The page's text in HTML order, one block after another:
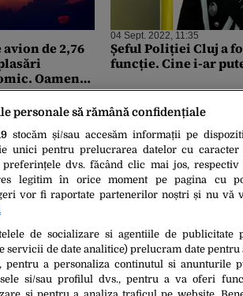
de 2,76
Oamenii
orașe ale
la New York
04 Sept. 2022, 11:35
Șeful Poliției Cluj a
funcție. Cine i-ar
internațional
s-a
după ce i-a
personale să rămână confidențiale
stocăm și/sau accesăm informații pe
unici pentru prelucrarea datelor cu caracter
preferințele dvs. făcând clic mai jos,
legitim în orice moment pe pagina cu
vor fi raportate partenerilor noștri și nu vă
de socializare si agentiile de publicitate
de date analitice) prelucram date pentru
pentru a personaliza continutul si anunturile
si/sau profilul dvs., pentru a va oferi